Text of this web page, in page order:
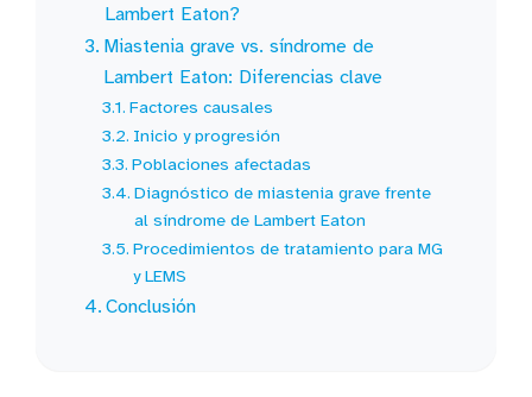
Lambert Eaton?
Miastenia grave vs. síndrome de
Lambert Eaton: Diferencias clave
Factores causales
Inicio y progresión
Poblaciones afectadas
Diagnóstico de miastenia grave frente
al síndrome de Lambert Eaton
Procedimientos de tratamiento para MG
y LEMS
Conclusión